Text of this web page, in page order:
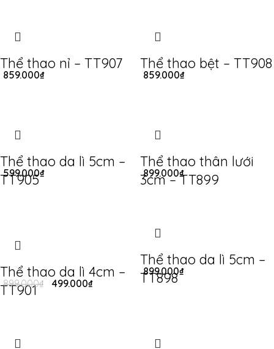
Thể thao nỉ – TT907
859.000₫
Thể thao bệt – TT908
859.000₫
Thể thao da lì 5cm –
TT905
599.000₫
Thể thao thân lưới
3cm – TT899
899.000₫
Thể thao da lì 4cm –
TT901
899.000₫ 499.000₫
Thể thao da lì 5cm –
TT898
899.000₫